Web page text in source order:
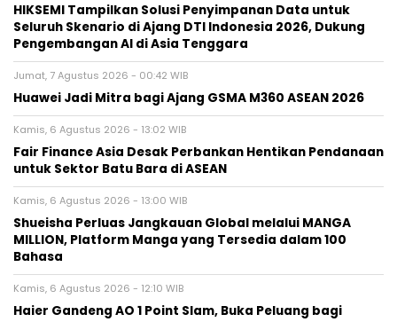
HIKSEMI Tampilkan Solusi Penyimpanan Data untuk
Seluruh Skenario di Ajang DTI Indonesia 2026, Dukung
Pengembangan AI di Asia Tenggara
Jumat, 7 Agustus 2026 - 00:42 WIB
Huawei Jadi Mitra bagi Ajang GSMA M360 ASEAN 2026
Kamis, 6 Agustus 2026 - 13:02 WIB
Fair Finance Asia Desak Perbankan Hentikan Pendanaan
untuk Sektor Batu Bara di ASEAN
Kamis, 6 Agustus 2026 - 13:00 WIB
Shueisha Perluas Jangkauan Global melalui MANGA
MILLION, Platform Manga yang Tersedia dalam 100
Bahasa
Kamis, 6 Agustus 2026 - 12:10 WIB
Haier Gandeng AO 1 Point Slam, Buka Peluang bagi